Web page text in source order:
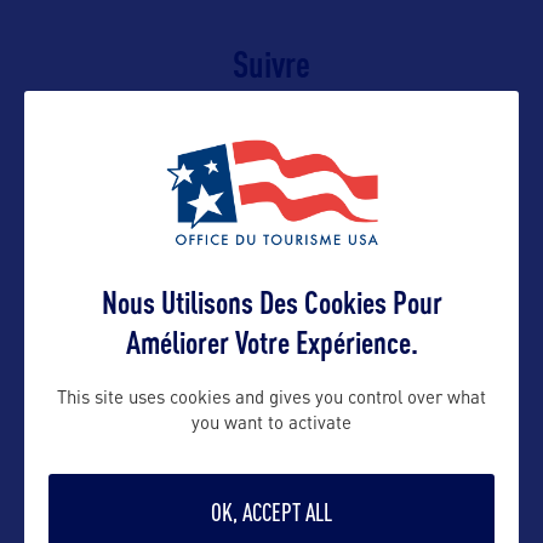
Suivre
Nous Utilisons Des Cookies Pour
Améliorer Votre Expérience.
This site uses cookies and gives you control over what
you want to activate
OK, ACCEPT ALL